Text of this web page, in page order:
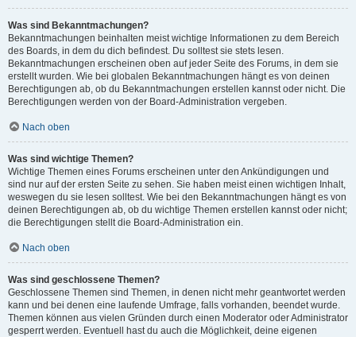
Was sind Bekanntmachungen?
Bekanntmachungen beinhalten meist wichtige Informationen zu dem Bereich
des Boards, in dem du dich befindest. Du solltest sie stets lesen.
Bekanntmachungen erscheinen oben auf jeder Seite des Forums, in dem sie
erstellt wurden. Wie bei globalen Bekanntmachungen hängt es von deinen
Berechtigungen ab, ob du Bekanntmachungen erstellen kannst oder nicht. Die
Berechtigungen werden von der Board-Administration vergeben.
Nach oben
Was sind wichtige Themen?
Wichtige Themen eines Forums erscheinen unter den Ankündigungen und
sind nur auf der ersten Seite zu sehen. Sie haben meist einen wichtigen Inhalt,
weswegen du sie lesen solltest. Wie bei den Bekanntmachungen hängt es von
deinen Berechtigungen ab, ob du wichtige Themen erstellen kannst oder nicht;
die Berechtigungen stellt die Board-Administration ein.
Nach oben
Was sind geschlossene Themen?
Geschlossene Themen sind Themen, in denen nicht mehr geantwortet werden
kann und bei denen eine laufende Umfrage, falls vorhanden, beendet wurde.
Themen können aus vielen Gründen durch einen Moderator oder Administrator
gesperrt werden. Eventuell hast du auch die Möglichkeit, deine eigenen